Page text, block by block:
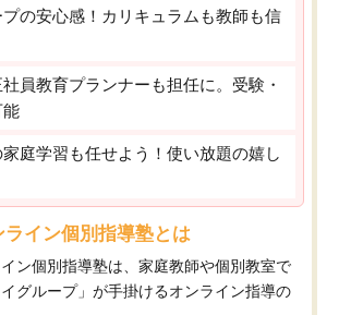
プの安心感！カリキュラムも教師も信
員教育プランナーも担任に。受験・
能
庭学習も任せよう！使い放題の嬉し
ライン個別指導塾とは
イン個別指導塾は、家庭教師や個別教室で
グループ」が手掛けるオンライン指導の